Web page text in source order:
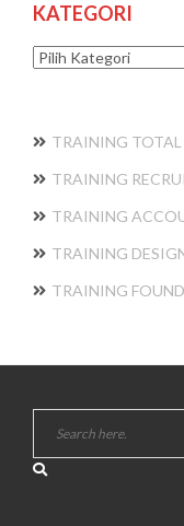
KATEGORI
Kategori
TRAINING
TRAINING
TRAINING
TRAINING
TRAINING